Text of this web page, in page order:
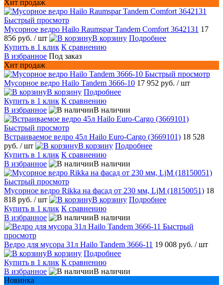
Хит продаж
Быстрый просмотр
Мусорное ведро Hailo Raumspar Tandem Comfort 3642131 17
856 руб. / шт В корзину Подробнее
Купить в 1 клик К сравнению
В избранное Под заказ
Хит продаж
Быстрый просмотр
Мусорное ведро Hailo Tandem 3666-10 17 952 руб. / шт
В корзину Подробнее
Купить в 1 клик К сравнению
В избранное
В наличии
Быстрый просмотр
Встраиваемое ведро 45л Hailo Euro-Cargo (3669101) 18 528
руб. / шт В корзину Подробнее
Купить в 1 клик К сравнению
В избранное
В наличии
Быстрый просмотр
Мусорное ведро Rikka на фасад от 230 мм, LjM (18150051) 18
818 руб. / шт В корзину Подробнее
Купить в 1 клик К сравнению
В избранное
В наличии
Быстрый
просмотр
Ведро для мусора 31л Hailo Tandem 3666-11 19 008 руб. / шт
В корзину Подробнее
Купить в 1 клик К сравнению
В избранное
В наличии
Новинка